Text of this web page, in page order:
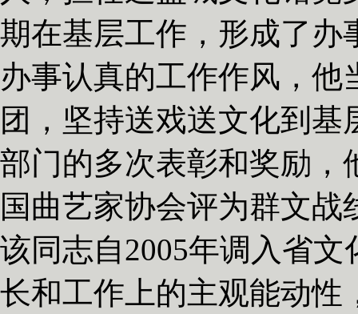
期在基层工作，形成了办
办事认真的工作作风，
团，坚持送戏送文化到
部门的多次表彰和奖励，
国曲艺家协会评为群文战
该同志自2005年调入省
长和工作上的主观能动性